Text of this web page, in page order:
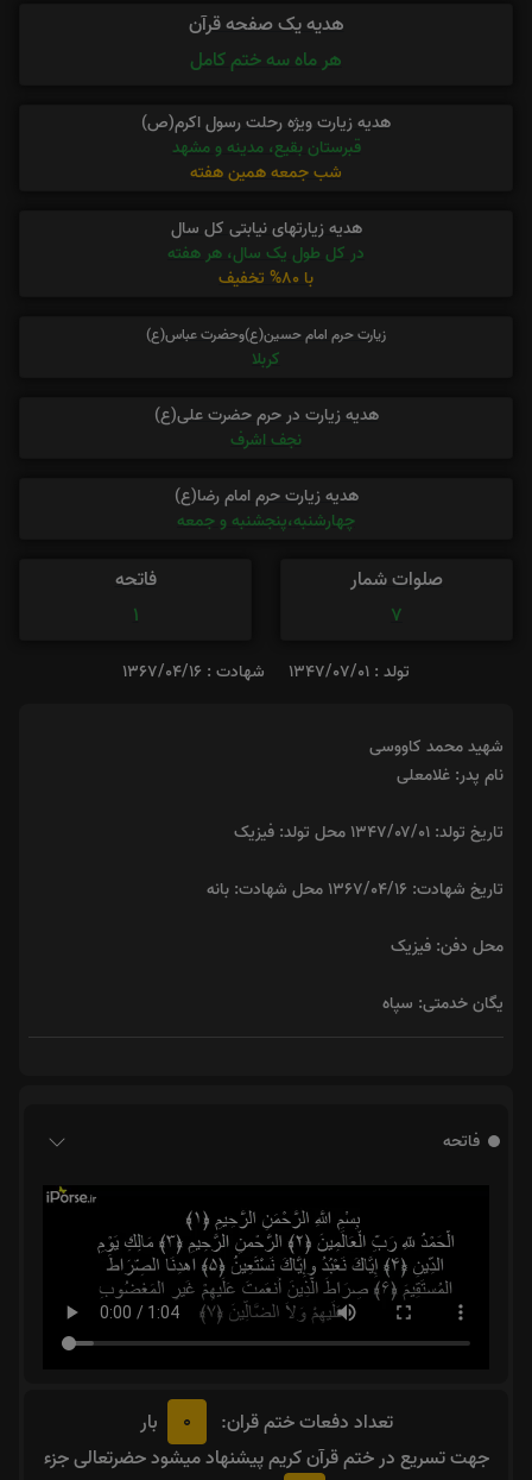
هدیه یک صفحه قرآن
هر ماه سه ختم کامل
هدیه زیارت ویژه رحلت رسول اکرم(ص)
قبرستان بقیع، مدینه و مشهد
شب جمعه همین هفته
هدیه زیارتهای نیابتی کل سال
در کل طول یک سال، هر هفته
با 80% تخفیف
زیارت حرم امام حسین(ع)وحضرت عباس(ع)
کربلا
هدیه زیارت در حرم حضرت علی(ع)
نجف اشرف
هدیه زیارت حرم امام رضا(ع)
چهارشنبه،پنجشنبه و جمعه
صلوات شمار
7
فاتحه
1
تولد : 1347/07/01 شهادت : 1367/04/16
شهید محمد کاووسی
نام پدر: غلامعلی
تاریخ تولد: ۱۳۴۷/۰۷/۰۱ محل تولد: فیزیک
تاریخ شهادت: ۱۳۶۷/۰۴/۱۶ محل شهادت: بانه
محل دفن: فیزیک
یگان خدمتی: سپاه
فاتحه
تعداد دفعات ختم قران: 0
بار
جهت تسریع در ختم قرآن کریم پیشنهاد میشود حضرتعالی جزء